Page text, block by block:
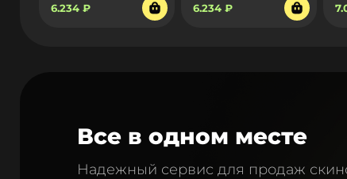
6.234 ₽ 6.234 ₽
Все в одном месте
Надежный сервис для продаж